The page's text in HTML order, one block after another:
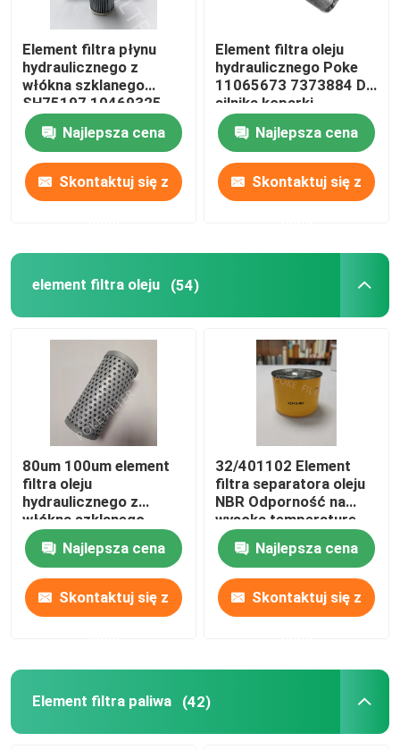
Przemysłowy filtr Hepa
Wkład filtra z włókna szklanego
Element filtra wody
Element filtra płynu
hydraulicznego z
włókna szklanego
SH75197 10469325
SH75012 PT9330MPG
Najlepsza cena
Skontaktuj się z
Element filtra oleju
hydraulicznego Poke
11065673 7373884 Do
silnika koparki
Najlepsza cena
Skontaktuj się z
element filtra oleju (54)
80um 100um element
filtra oleju
hydraulicznego z
włókna szklanego
937935Q
Najlepsza cena
Skontaktuj się z
32/401102 Element
filtra separatora oleju
NBR Odporność na
wysoką temperaturę
Najlepsza cena
Skontaktuj się z
Element filtra paliwa (42)